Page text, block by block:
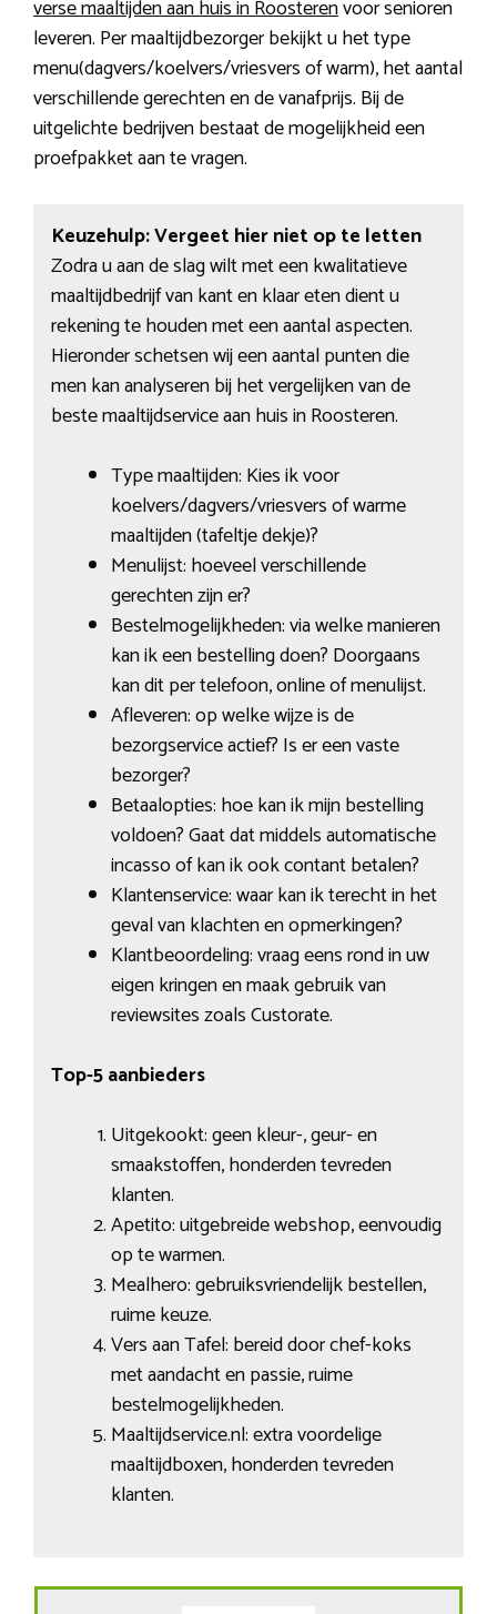
verse maaltijden aan huis in Roosterenvoor senioren
leveren. Per maaltijdbezorger bekijkt u het type
menu(dagvers/koelvers/vriesvers of warm), het aantal
verschillende gerechten en de vanafprijs. Bij de
uitgelichte bedrijven bestaat de mogelijkheid een
proefpakket aan te vragen.
Keuzehulp: Vergeet hier niet op te letten
Zodra u aan de slag wilt met een kwalitatieve
maaltijdbedrijf van kant en klaar eten dient u
rekening te houden met een aantal aspecten.
Hieronder schetsen wij een aantal punten die
men kan analyseren bij het vergelijken van de
beste maaltijdservice aan huis in Roosteren.
Type maaltijden: Kies ik voor
koelvers/dagvers/vriesvers of warme
maaltijden (tafeltje dekje)?
Menulijst: hoeveel verschillende
gerechten zijn er?
Bestelmogelijkheden: via welke manieren
kan ik een bestelling doen? Doorgaans
kan dit per telefoon, online of menulijst.
Afleveren: op welke wijze is de
bezorgservice actief? Is er een vaste
bezorger?
Betaalopties: hoe kan ik mijn bestelling
voldoen? Gaat dat middels automatische
incasso of kan ik ook contant betalen?
Klantenservice: waar kan ik terecht in het
geval van klachten en opmerkingen?
Klantbeoordeling: vraag eens rond in uw
eigen kringen en maak gebruik van
reviewsites zoals Custorate.
Top-5 aanbieders
Uitgekookt: geen kleur-, geur- en
smaakstoffen, honderden tevreden
klanten.
Apetito: uitgebreide webshop, eenvoudig
op te warmen.
Mealhero: gebruiksvriendelijk bestellen,
ruime keuze.
Vers aan Tafel: bereid door chef-koks
met aandacht en passie, ruime
bestelmogelijkheden.
Maaltijdservice.nl: extra voordelige
maaltijdboxen, honderden tevreden
klanten.